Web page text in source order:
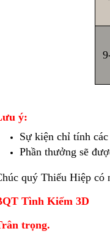
ý:
Sự kiện chỉ tính
Phần thưởng sẽ
quý Thiếu Hiệp
Tình Kiếm 3D
trọng.